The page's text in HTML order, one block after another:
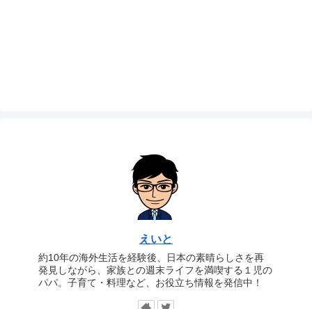
えいと
約10年の海外生活を経験後、日本の素晴らしさを再
発見しながら、家族との週末ライフを満喫する１児の
パパ。子育て・料理など、お役立ち情報を発信中！